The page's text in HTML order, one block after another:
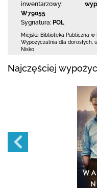
inwentarzowy:
W79055
Sygnatura: POL
Miejska Biblioteka Publiczna w
Wypożyczalnia dla dorosłych,
Nisko
Najczęściej